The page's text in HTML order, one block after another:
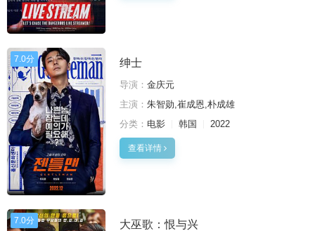
7.0分 绅士
导演： 金庆元
主演： 朱智勋,崔成恩,朴成雄
分类： 电影 韩国 2022
查看详情
7.0分 大巫歌：恨与兴